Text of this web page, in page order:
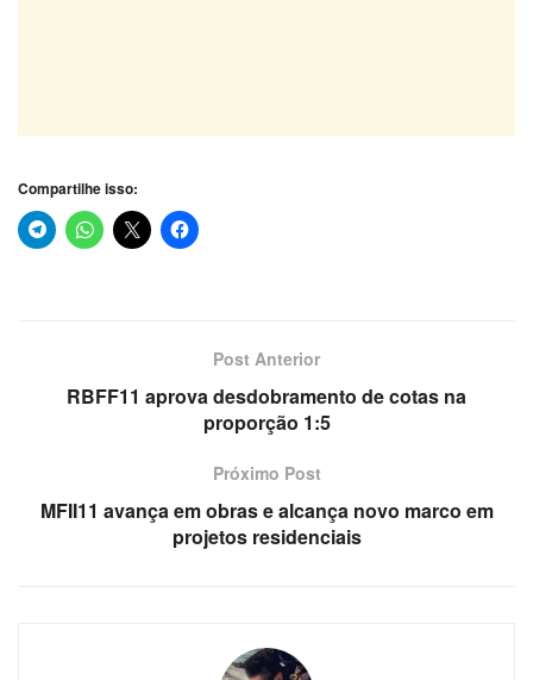
Compartilhe isso:
Post Anterior
RBFF11 aprova desdobramento de cotas na
proporção 1:5
Próximo Post
MFII11 avança em obras e alcança novo marco em
projetos residenciais